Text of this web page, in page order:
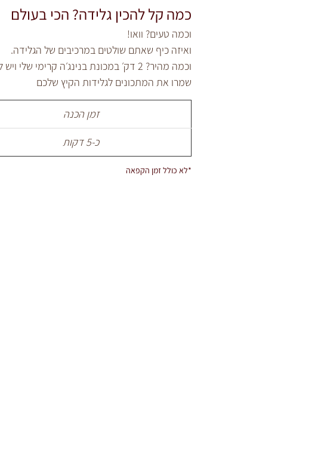
יום העצמאות שבועות
כמה קל להכין גלידה? הכי בעולם
וכמה טעים? וואו!
ואיזה כיף שאתם שולטים במרכיבים של הגלידה.
וכמה מהיר? 2 דק׳ במכונת בנינג׳ה קרימי שלי ויש לנו גלידה
שמרו את המתכונים לגלידות הקיץ שלכם
זמן הכנה
כ-5 דקות
*לא כולל זמן הקפאה